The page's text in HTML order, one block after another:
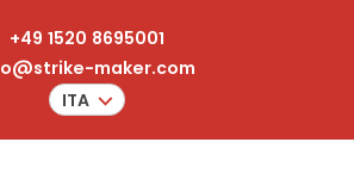
+49 1520 8695001
maker.com
ITA